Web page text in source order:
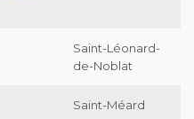
Saint-Léonard-
de-Noblat
Saint-Méard